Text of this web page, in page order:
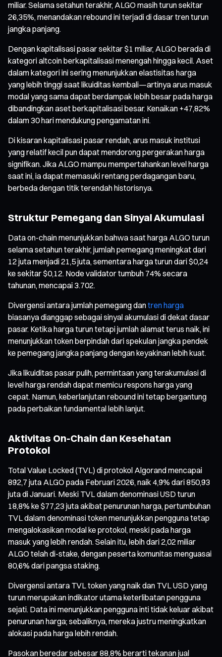
miliar. Selama setahun terakhir, ALGO masih turun sekitar
26,35%, menandakan rebound ini terjadi di dasar tren turun
jangka panjang.
Dengan kapitalisasi pasar sekitar $1 miliar, ALGO berada di
kategori altcoin berkapitalisasi menengah hingga kecil. Aset
dalam kategori ini sering menunjukkan elastisitas harga
yang lebih tinggi saat likuiditas kembali—artinya arus masuk
modal yang sama dapat berdampak lebih besar pada harga
dibandingkan aset berkapitalisasi besar. Kenaikan +47,82%
dalam 30 hari mendukung pengamatan ini.
Di kisaran kapitalisasi pasar rendah, arus masuk institusi
yang relatif kecil pun dapat mendorong pergerakan harga
signifikan. Jika ALGO mampu mempertahankan level harga
saat ini, ia dapat memasuki rentang perdagangan baru,
berbeda dengan titik terendah historisnya.
Struktur Pemegang dan Sinyal Akumulasi
Data on-chain menunjukkan bahwa saat harga ALGO turun
selama setahun terakhir, jumlah pemegang meningkat dari
12 juta menjadi 21,5 juta, sementara harga turun dari $0,24
ke sekitar $0,12. Node validator tumbuh 74% secara
tahunan, mencapai 3.702.
Divergensi antara jumlah pemegang dantren harga
biasanya dianggap sebagai sinyal akumulasi di dekat dasar
pasar. Ketika harga turun tetapi jumlah alamat terus naik, ini
menunjukkan token berpindah dari spekulan jangka pendek
ke pemegang jangka panjang dengan keyakinan lebih kuat.
Jika likuiditas pasar pulih, permintaan yang terakumulasi di
level harga rendah dapat memicu respons harga yang
cepat. Namun, keberlanjutan rebound ini tetap bergantung
pada perbaikan fundamental lebih lanjut.
Aktivitas On-Chain dan Kesehatan
Protokol
Total Value Locked (TVL) di protokol Algorand mencapai
892,7 juta ALGO pada Februari 2026, naik 4,9% dari 850,93
juta di Januari. Meski TVL dalam denominasi USD turun
18,8% ke $77,23 juta akibat penurunan harga, pertumbuhan
TVL dalam denominasi token menunjukkan pengguna tetap
mengalokasikan modal ke protokol, meski pada harga
masuk yang lebih rendah. Selain itu, lebih dari 2,02 miliar
ALGO telah di-stake, dengan peserta komunitas menguasai
80,6% dari pangsa staking.
Divergensi antara TVL token yang naik dan TVL USD yang
turun merupakan indikator utama keterlibatan pengguna
sejati. Data ini menunjukkan pengguna inti tidak keluar akibat
penurunan harga; sebaliknya, mereka justru meningkatkan
alokasi pada harga lebih rendah.
Pasokan beredar sebesar 88,8% berarti tekanan jual